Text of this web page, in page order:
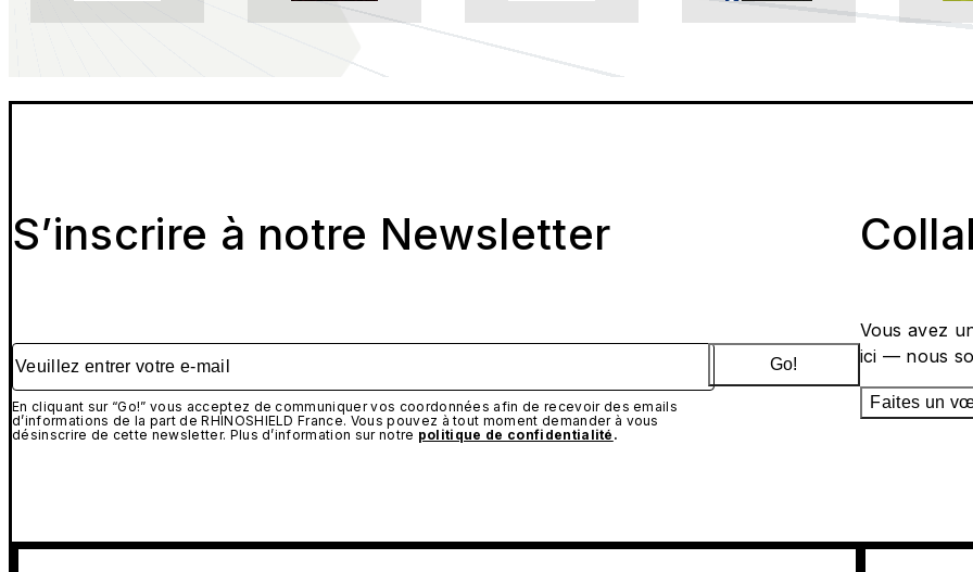
S’inscrire à notre Newsletter
Veuillez entrer votre e-mail
En cliquant sur “Go!” vous acceptez de communiquer vos coordonnées afin de recevoir des emails
d’informations de la part de RHINOSHIELD France. Vous pouvez à tout moment demander à vous
désinscrire de cette newsletter. Plus d’information sur notre politique de confidentialité .
Go!
Vous avez
ici — nous
Faites un